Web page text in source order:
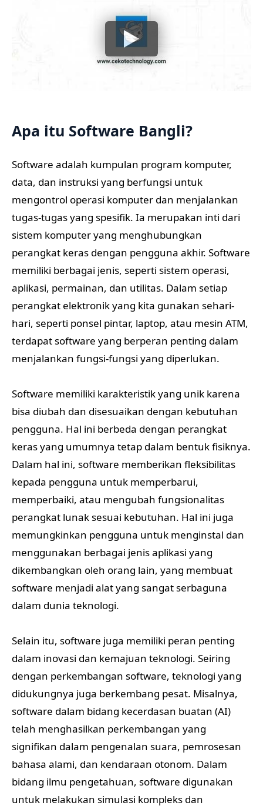
Apa itu Software Bangli?
Software adalah kumpulan program komputer,
data, dan instruksi yang berfungsi untuk
mengontrol operasi komputer dan menjalankan
tugas-tugas yang spesifik. Ia merupakan inti dari
sistem komputer yang menghubungkan
perangkat keras dengan pengguna akhir. Software
memiliki berbagai jenis, seperti sistem operasi,
aplikasi, permainan, dan utilitas. Dalam setiap
perangkat elektronik yang kita gunakan sehari-
hari, seperti ponsel pintar, laptop, atau mesin ATM,
terdapat software yang berperan penting dalam
menjalankan fungsi-fungsi yang diperlukan.
Software memiliki karakteristik yang unik karena
bisa diubah dan disesuaikan dengan kebutuhan
pengguna. Hal ini berbeda dengan perangkat
keras yang umumnya tetap dalam bentuk fisiknya.
Dalam hal ini, software memberikan fleksibilitas
kepada pengguna untuk memperbarui,
memperbaiki, atau mengubah fungsionalitas
perangkat lunak sesuai kebutuhan. Hal ini juga
memungkinkan pengguna untuk menginstal dan
menggunakan berbagai jenis aplikasi yang
dikembangkan oleh orang lain, yang membuat
software menjadi alat yang sangat serbaguna
dalam dunia teknologi.
Selain itu, software juga memiliki peran penting
dalam inovasi dan kemajuan teknologi. Seiring
dengan perkembangan software, teknologi yang
didukungnya juga berkembang pesat. Misalnya,
software dalam bidang kecerdasan buatan (AI)
telah menghasilkan perkembangan yang
signifikan dalam pengenalan suara, pemrosesan
bahasa alami, dan kendaraan otonom. Dalam
bidang ilmu pengetahuan, software digunakan
untuk melakukan simulasi kompleks dan